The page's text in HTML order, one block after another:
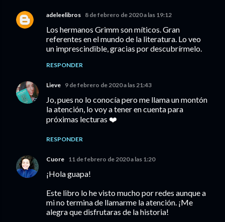
adeleelibros 8 de febrero de 2020 a las 19:12
Los hermanos Grimm son míticos. Gran
referentes en el mundo de la literatura. Lo veo
un imprescindible, gracias por descubrírmelo.
RESPONDER
Lieve 9 de febrero de 2020 a las 21:43
Jo, pues no lo conocía pero me llama un montón
la atención, lo voy a tener en cuenta para
próximas lecturas ❤️
RESPONDER
Cuore 11 de febrero de 2020 a las 1:20
¡Hola guapa!
Este libro lo he visto mucho por redes aunque a
mi no termina de llamarme la atención. ¡Me
alegra que disfrutaras de la historia!